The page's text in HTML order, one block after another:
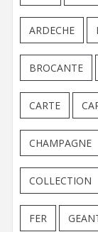
ARDECHE
BROCANTE
CARTE
CHAMPAGNE
COLLECTION
FER